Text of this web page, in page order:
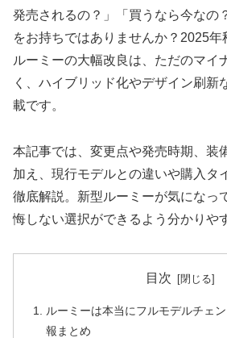
発売されるの？」「買うなら今なの
をお持ちではありませんか？2025年
ルーミーの大幅改良は、ただのマイ
く、ハイブリッド化やデザイン刷新
載です。
本記事では、変更点や発売時期、装
加え、現行モデルとの違いや購入タ
徹底解説。新型ルーミーが気になっ
悔しない選択ができるよう分かりや
目次
ルーミーは本当にフルモデルチェ
報まとめ